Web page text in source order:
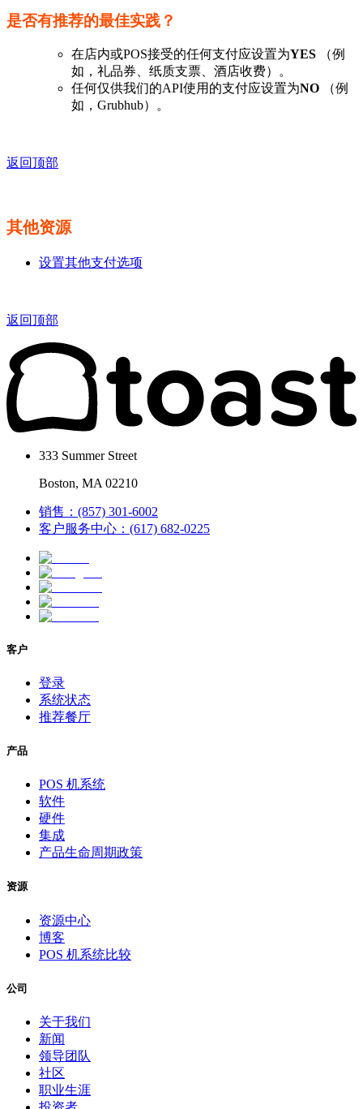
是否有推荐的最佳实践？
在店内或POS接受的任何支付应设置为YES
（例
如，礼品券、纸质支票、酒店收费）。
任何仅供我们的API使用的支付应设置为NO
（例
如，Grubhub）。
返回顶部
其他资源
设置其他支付选项
返回顶部
333 Summer Street
Boston, MA 02210
销售：(857) 301-6002
客户服务中心：(617) 682-0225
客户
登录
系统状态
推荐餐厅
产品
POS 机系统
软件
硬件
集成
产品生命周期政策
资源
资源中心
博客
POS 机系统比较
公司
关于我们
新闻
领导团队
社区
职业生涯